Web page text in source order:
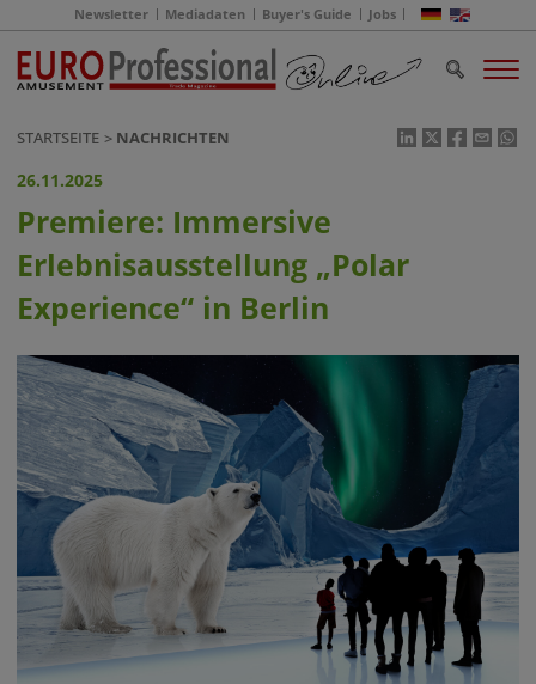
Newsletter Mediadaten Buyer's Guide Jobs
STARTSEITE NACHRICHTEN
26.11.2025
Premiere: Immersive
Erlebnisausstellung „Polar
Experience“ in Berlin